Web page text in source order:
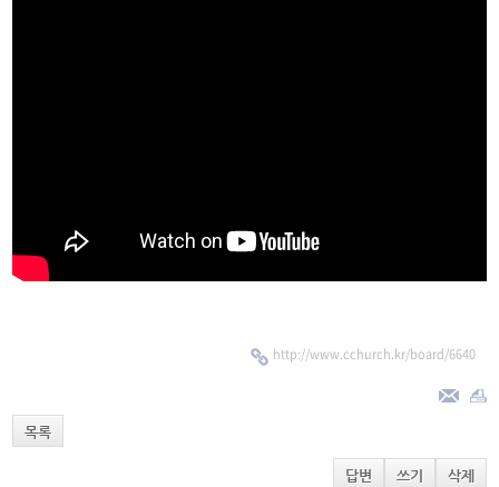
http://www.cchurch.kr/board/6640
목록
답변 쓰기 삭제